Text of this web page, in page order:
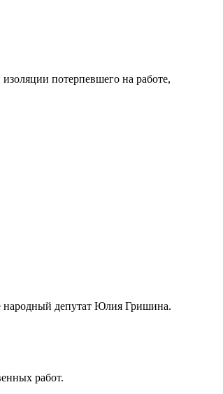
потерпевшего на работе,
народный депутат Юлия Гришина.
работ.